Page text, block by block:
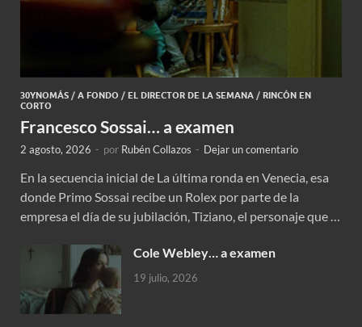
30YNOMÁS / A FONDO / EL DIRECTOR DE LA SEMANA / RINCÓN EN
CORTO
Francesco Sossai… a examen
2 agosto, 2026 - por Rubén Collazos - Dejar un comentario
En la secuencia inicial de La última ronda en Venecia, esa
donde Primo Sossai recibe un Rolex por parte de la
empresa el día de su jubilación, Tiziano, el personaje que …
Cole Webley… a examen
19 julio, 2026